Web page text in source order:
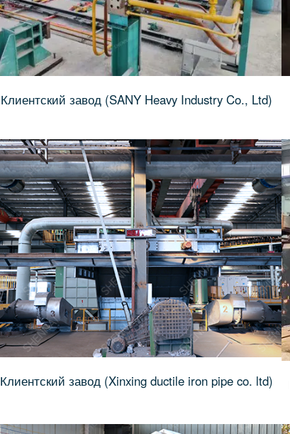
Клиентский завод (SANY Heavy Industry Co., Ltd)
Клиентский завод (Xinxing ductile iron pipe co. ltd)